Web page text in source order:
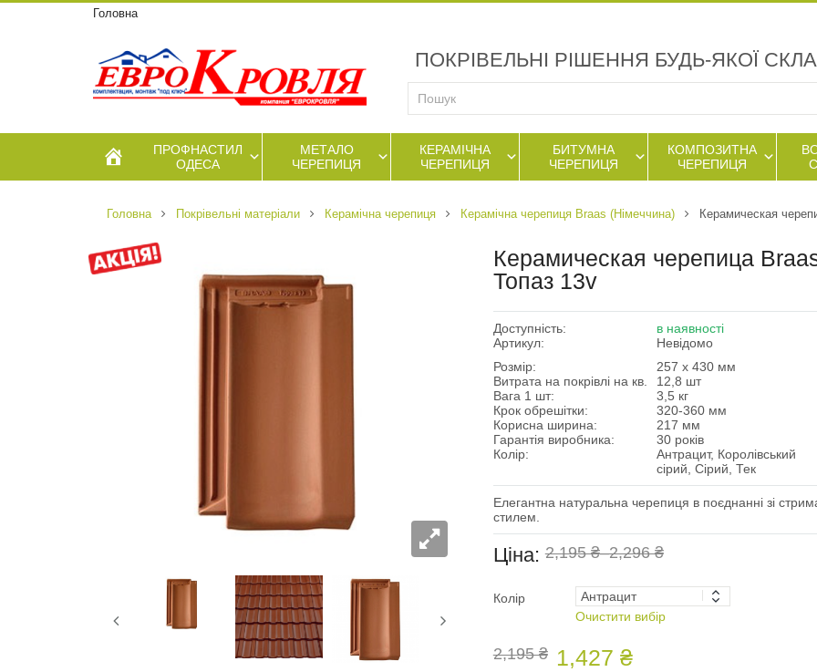
Головна
ПОКРІВЕЛЬНІ РІШЕННЯ БУДЬ-ЯКОЇ
ПРОФНАСТИЛ
ОДЕСА
МЕТАЛО
ЧЕРЕПИЦЯ
КЕРАМІЧНА
ЧЕРЕПИЦЯ
БИТУМНА
ЧЕРЕПИЦЯ
КОМПОЗИТНА
ЧЕРЕПИЦЯ
Головна Покрівельні матеріали Керамічна черепиця Керамічна черепиця Braas (Німеччина) Керамическая
Керамическая черепица
Топаз 13v
Доступність:
в наявності
Артикул:
Невідомо
Розмір:
257 х 430 мм
Витрата на покрівлі на кв.
12,8 шт
Вага 1 шт:
3,5 кг
Крок обрешітки:
320-360 мм
Корисна ширина:
217 мм
Гарантія виробника:
30 років
Колір:
Антрацит, Королівський
сірий, Сірий, Тек
Елегантна натуральна черепиця в поєднанні зі
стилем.
Ціна:2,195 ₴–2,296 ₴
Колір
Очистити вибір
2,195 ₴ 1,427 ₴